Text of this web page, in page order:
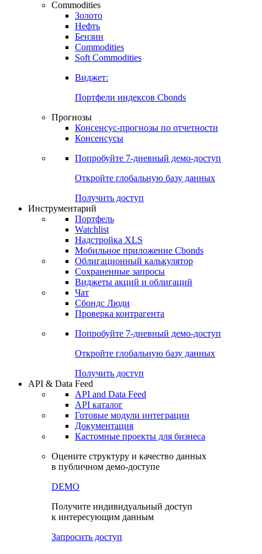
Commodities
Золото
Нефть
Бензин
Commodities
Soft Commodities
Виджет:
Портфели индексов Cbonds
Прогнозы
Консенсус-прогнозы по отчетности
Консенсусы
Попробуйте 7-дневный демо-доступ
Откройте глобальную базу данных
Получить доступ
Инструментарий
Портфель
Watchlist
Надстройка XLS
Мобильное приложение Cbonds
Облигационный калькулятор
Сохраненные запросы
Виджеты акций и облигаций
Чат
Сбондс Люди
Проверка контрагента
Попробуйте 7-дневный демо-доступ
Откройте глобальную базу данных
Получить доступ
API & Data Feed
API and Data Feed
API каталог
Готовые модули интеграции
Документация
Кастомные проекты для бизнеса
Оцените структуру и качество данных
в публичном демо-доступе
DEMO
Получите индивидуальный доступ
к интересующим данным
Запросить доступ